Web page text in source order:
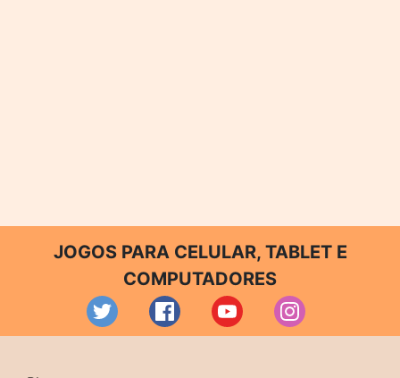
JOGOS PARA CELULAR, TABLET E
COMPUTADORES